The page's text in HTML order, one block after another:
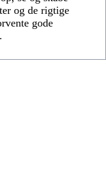
og de rigtige
gode